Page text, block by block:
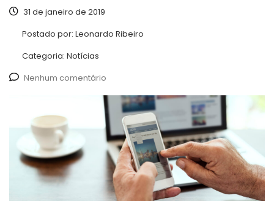
31 de janeiro de 2019
Postado por: Leonardo Ribeiro
Categoria: Notícias
Nenhum comentário